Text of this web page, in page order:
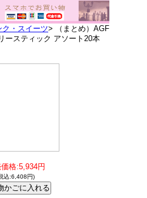
・スイーツ> （まとめ）AGF
ースティック アソート20本
格:5,934円
込:6,408円)